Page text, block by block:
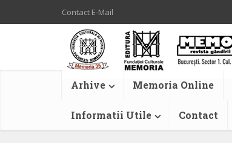
Contact E-Mail
Arhive Memoria Online
Informatii Utile Contact